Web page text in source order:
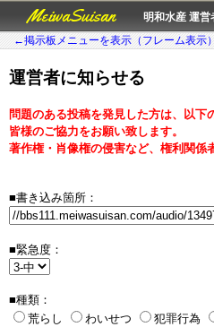
MeiwaSuisan
明和水産 運営
←掲示板メニューを表示（フレーム表示）
運営者に知らせる
問題のある投稿を発見した方は、以
皆様のご協力をお願い致します。
著作権・肖像権の侵害など、権利関係
■書き込み箇所：
■緊急度：
■種類：
荒らし
わいせつ 犯罪行為